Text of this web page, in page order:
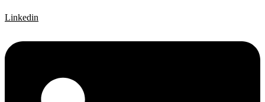
Linkedin